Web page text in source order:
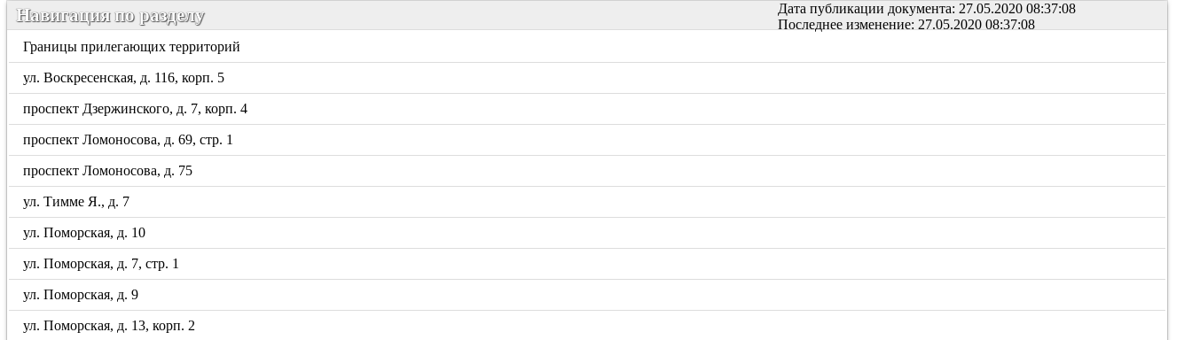
Дата публикации документа: 27.05.2020 08:37:08
Последнее изменение: 27.05.2020 08:37:08
Навигация по разделу
Границы прилегающих территорий
ул. Воскресенская, д. 116, корп. 5
проспект Дзержинского, д. 7, корп. 4
проспект Ломоносова, д. 69, стр. 1
проспект Ломоносова, д. 75
ул. Тимме Я., д. 7
ул. Поморская, д. 10
ул. Поморская, д. 7, стр. 1
ул. Поморская, д. 9
ул. Поморская, д. 13, корп. 2